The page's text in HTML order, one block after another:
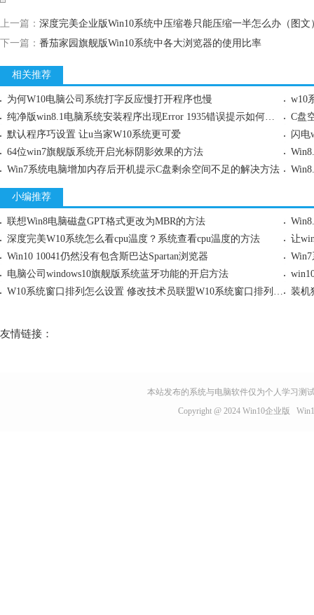
上一篇： 深度完美企业版Win10系统中压缩卷只能压缩一半怎么办（图文
下一篇： 番茄家园旗舰版Win10系统中各大浏览器的使用比率
相关推荐
为何W10电脑公司系统打字反应慢打开程序也慢
w10
纯净版win8.1电脑系统安装程序出现Error 1935错误提示如何处理
C盘
默认程序巧设置 让u当家W10系统更可爱
闪电
64位win7旗舰版系统开启光标阴影效果的方法
Win7系统电脑增加内存后开机提示C盘剩余空间不足的解决方法
小编推荐
联想Win8电脑磁盘GPT格式更改为MBR的方法
深度完美W10系统怎么看cpu温度？系统查看cpu温度的方法
让
Win10 10041仍然没有包含斯巴达Spartan浏览器
电脑公司windows10旗舰版系统蓝牙功能的开启方法
W10系统窗口排列怎么设置 修改技术员联盟W10系统窗口排列的方法
装机
友情链接：
本站发布的系统与电脑软件仅为个人学习测
Copyright @ 2024 Win10企业版